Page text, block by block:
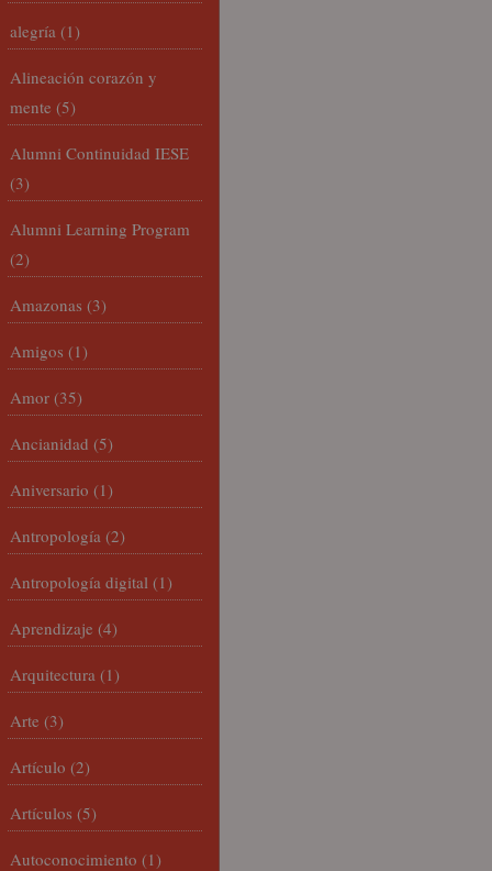
alegría (1)
Alineación corazón y
mente (5)
Alumni Continuidad IESE
(3)
Alumni Learning Program
(2)
Amazonas (3)
Amigos (1)
Amor (35)
Ancianidad (5)
Aniversario (1)
Antropología (2)
Antropología digital (1)
Aprendizaje (4)
Arquitectura (1)
Arte (3)
Artículo (2)
Artículos (5)
Autoconocimiento (1)